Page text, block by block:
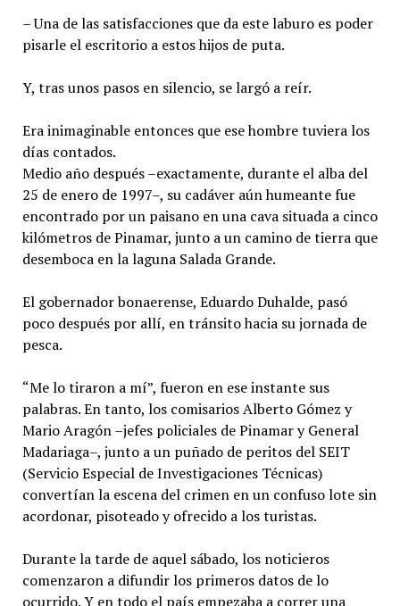
– Una de las satisfacciones que da este laburo es poder
pisarle el escritorio a estos hijos de puta.
Y, tras unos pasos en silencio, se largó a reír.
Era inimaginable entonces que ese hombre tuviera los
días contados.
Medio año después –exactamente, durante el alba del
25 de enero de 1997–, su cadáver aún humeante fue
encontrado por un paisano en una cava situada a cinco
kilómetros de Pinamar, junto a un camino de tierra que
desemboca en la laguna Salada Grande.
El gobernador bonaerense, Eduardo Duhalde, pasó
poco después por allí, en tránsito hacia su jornada de
pesca.
“Me lo tiraron a mí”, fueron en ese instante sus
palabras. En tanto, los comisarios Alberto Gómez y
Mario Aragón –jefes policiales de Pinamar y General
Madariaga–, junto a un puñado de peritos del SEIT
(Servicio Especial de Investigaciones Técnicas)
convertían la escena del crimen en un confuso lote sin
acordonar, pisoteado y ofrecido a los turistas.
Durante la tarde de aquel sábado, los noticieros
comenzaron a difundir los primeros datos de lo
ocurrido. Y en todo el país empezaba a correr una